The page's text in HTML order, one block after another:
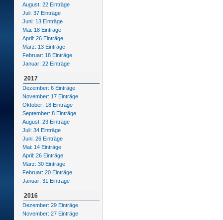
August: 22 Einträge
Juli: 37 Einträge
Juni: 13 Einträge
Mai: 18 Einträge
April: 26 Einträge
März: 13 Einträge
Februar: 18 Einträge
Januar: 22 Einträge
2017
Dezember: 6 Einträge
November: 17 Einträge
Oktober: 18 Einträge
September: 8 Einträge
August: 23 Einträge
Juli: 34 Einträge
Juni: 26 Einträge
Mai: 14 Einträge
April: 26 Einträge
März: 30 Einträge
Februar: 20 Einträge
Januar: 31 Einträge
2016
Dezember: 29 Einträge
November: 27 Einträge